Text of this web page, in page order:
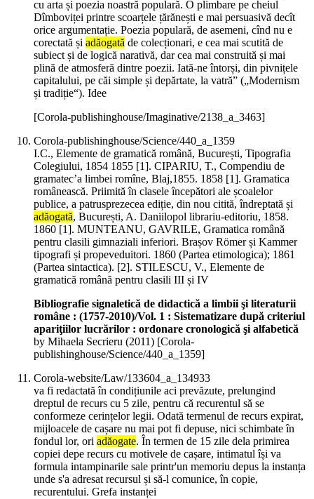
cu arta și poezia noastră populară. O plimbare pe cheiul
Dîmboviței printre scoarțele țărănești e mai persuasivă decît
orice argumentație. Poezia populară, de asemeni, cînd nu e
corectată și adăogată de colecționari, e cea mai scutită de
subiect și de logică narativă, dar cea mai construită și mai
plină de atmosferă dintre poezii. Iată-ne întorși, din pivnițele
capitalului, pe căi simple și depărtate, la vatră” („Modernism
și tradiție“). Idee
[Corola-publishinghouse/Imaginative/2138_a_3463]
Corola-publishinghouse/Science/440_a_1359
I.C., Elemente de gramatică română, București, Tipografia
Colegiului, 1854 1855 [1]. CIPARIU, T., Compendiu de
gramatec’a limbei romîne, Blaj,1855. 1858 [1]. Gramatica
românească. Priimită în clasele începători ale școalelor
publice, a patrusprezecea ediție, din nou citită, îndreptată și
adăogată, București, A. Daniilopol librariu-editoriu, 1858.
1860 [1]. MUNTEANU, GAVRILE, Gramatica română
pentru clasili gimnaziali inferiori. Brașov Römer și Kammer
tipografi și propeveduitori. 1860 (Partea etimologica); 1861
(Partea sintactica). [2]. STILESCU, V., Elemente de
gramatică română pentru clasili III și IV
Bibliografie signaletică de didactică a limbii şi literaturii
române : (1757-2010)/Vol. 1 : Sistematizare după criteriul
apariţiilor lucrărilor : ordonare cronologică şi alfabetică
by Mihaela Secrieru (2011) [Corola-
publishinghouse/Science/440_a_1359]
Corola-website/Law/133604_a_134933
va fi redactată în condițiunile aci prevăzute, prelungind
dreptul de recurs cu 5 zile, pentru că recurentul să se
conformeze cerințelor legii. Odată termenul de recurs expirat,
mijloacele de cașare nu mai pot fi depuse, nici schimbate în
fondul lor, ori adăogate. În termen de 15 zile dela primirea
copiei depe recurs cu motivele de cașare, intimatul își va
formula intampinarile sale printr'un memoriu depus la instanța
unde s'a adresat recursul și să-l comunice, în copie,
recurentului. Grefa instanței